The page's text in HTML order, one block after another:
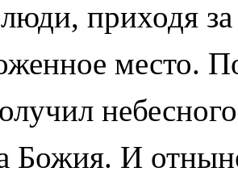
приходя за
место.
Божия. И